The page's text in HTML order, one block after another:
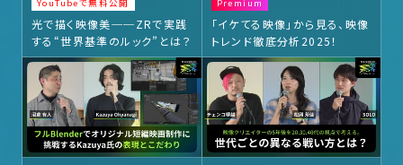
YouTubeで無料公開
光で描く映像美──ZRで実践
する“世界基準のルック”とは？
Premium
「イケてる映像」から見る、映像
トレンド徹底分析2025！